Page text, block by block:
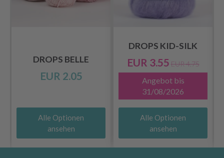
DROPS BELLE
EUR 2.05
Alle Optionen
ansehen
DROPS KID-SILK
EUR 3.55 EUR 4.75
Angebot bis
31/08/2026
Alle Optionen
ansehen